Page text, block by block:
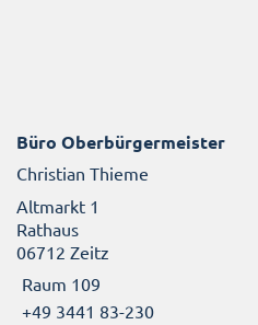
Büro Oberbürgermeister
Christian Thieme
Altmarkt 1
Rathaus
06712 Zeitz
Raum 109
+49 3441 83-230